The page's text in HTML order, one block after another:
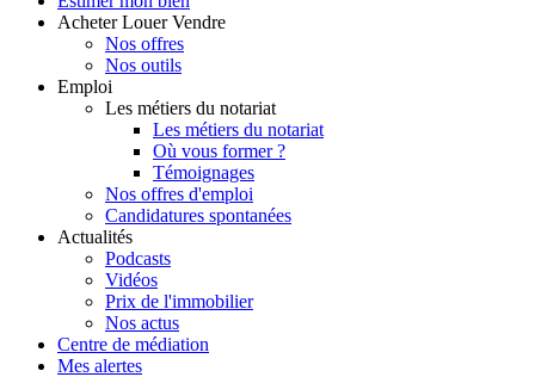
Acheter Louer Vendre
Nos offres
Nos outils
Emploi
Les métiers du notariat
Les métiers du notariat
Où vous former ?
Témoignages
Nos offres d'emploi
Candidatures spontanées
Actualités
Podcasts
Vidéos
Prix de l'immobilier
Nos actus
Centre de médiation
Mes alertes